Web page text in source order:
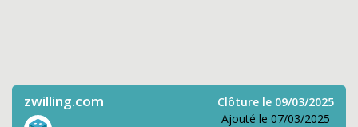
zwilling.com
Clôture le 09/03/2025
Ajouté le 07/03/2025